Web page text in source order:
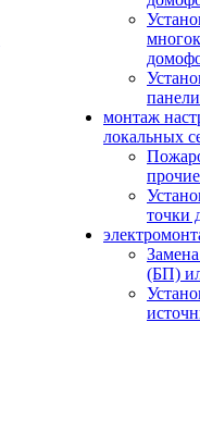
панели
монтаж
локальных
точки
(БП)